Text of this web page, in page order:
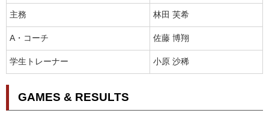
主務 林田 芙希
A・コーチ 佐藤 博翔
学生トレーナー 小原 沙稀
GAMES & RESULTS